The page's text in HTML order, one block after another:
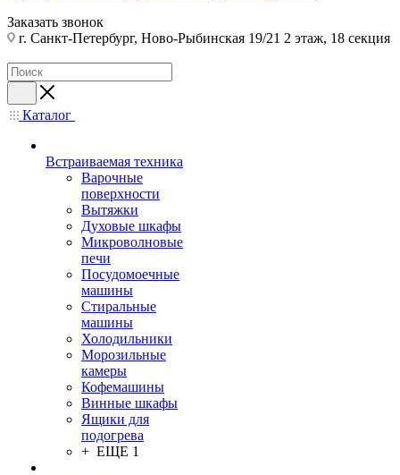
Заказать звонок
г. Санкт-Петербург, Ново-Рыбинская 19/21 2 этаж, 18 секция
Каталог
Встраиваемая техника
Варочные
поверхности
Вытяжки
Духовые шкафы
Микроволновые
печи
Посудомоечные
машины
Стиральные
машины
Холодильники
Морозильные
камеры
Кофемашины
Винные шкафы
Ящики для
подогрева
+ ЕЩЕ 1